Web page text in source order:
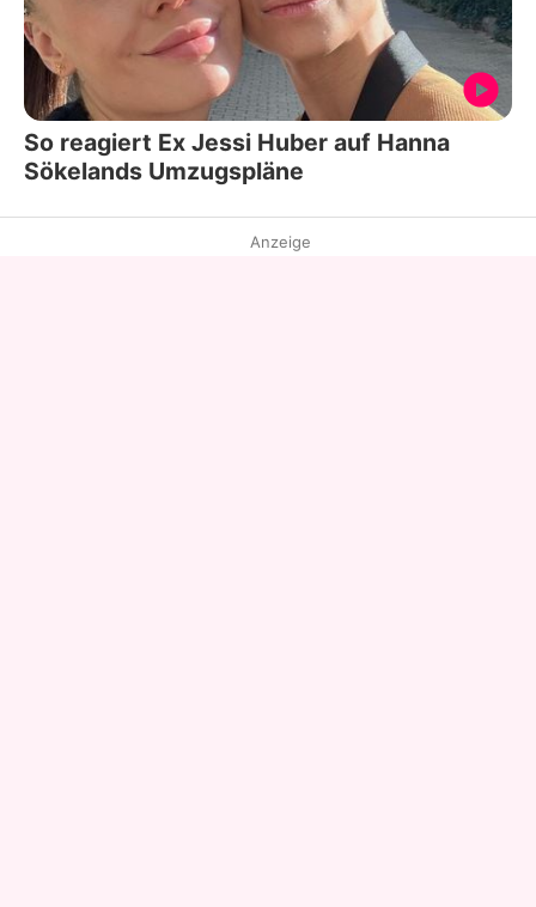
So reagiert Ex Jessi Huber auf Hanna
Sökelands Umzugspläne
Anzeige